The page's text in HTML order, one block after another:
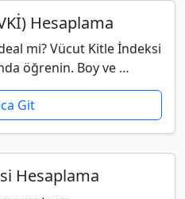
Hesaplama
mi? Vücut Kitle İndeksi
öğrenin. Boy ve …
Git
Hesaplama